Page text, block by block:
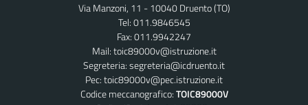
Via Manzoni, 11 - 10040 Druento (TO)
Tel: 011.9846545
Fax: 011.9942247
Mail:toic89000v@istruzione.it
Segreteria:segreteria@icdruento.it
Pec:toic89000v@pec.istruzione.it
Codice meccanografico:TOIC89000V